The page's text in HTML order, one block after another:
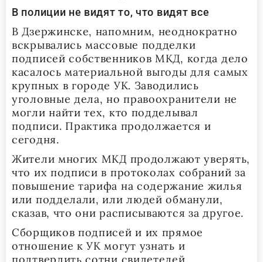
В полиции не видят то, что видят все
В Дзержинске, напомним, неоднократно
вскрывались массовые подделки
подписей собственников МКД, когда дело
касалось материальной выгоды для самых
крупных в городе УК. Заводились
уголовные дела, но правоохранители не
могли найти тех, кто подделывал
подписи. Практика продолжается и
сегодня.
Жители многих МКД продолжают уверять,
что их подписи в протоколах собраний за
повышение тарифа на содержание жилья
или подделали, или людей обманули,
сказав, что они расписываются за другое.
Сборщиков подписей и их прямое
отношение к УК могут узнать и
подтвердить сотни свидетелей.